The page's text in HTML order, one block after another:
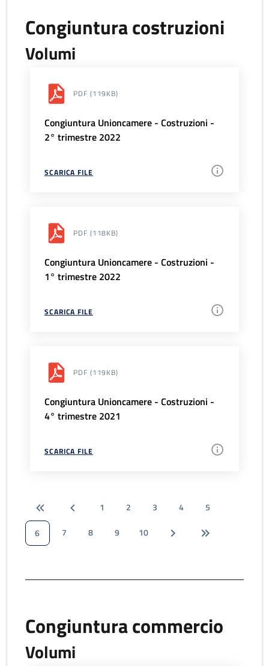
Congiuntura costruzioni
Volumi
PDF (119KB)
Congiuntura Unioncamere - Costruzioni -
2° trimestre 2022
SCARICA FILE
PDF (118KB)
Congiuntura Unioncamere - Costruzioni -
1° trimestre 2022
SCARICA FILE
PDF (119KB)
Congiuntura Unioncamere - Costruzioni -
4° trimestre 2021
SCARICA FILE
1 2 3 4
5
6
7 8 9 10
Congiuntura commercio
Volumi